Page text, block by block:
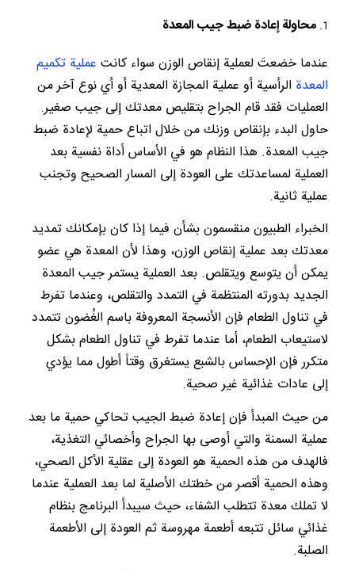
محاولة إعادة ضبط جيب المعدة
عندما خضعتَ لعملية إنقاص الوزن سواء كانت عملية تكميم
المعدة الرأسية أو عملية المجازة المعدية أو أي نوع آخر من
العمليات فقد قام الجراح بتقليص معدتك إلى جيب صغير.
حاول البدء بإنقاص وزنك من خلال اتباع حمية لإعادة ضبط
جيب المعدة. هذا النظام هو في الأساس أداة نفسية بعد
العملية لمساعدتك على العودة إلى المسار الصحيح وتجنب
عملية ثانية.
الخبراء الطبيون منقسمون بشأن فيما إذا كان بإمكانك تمديد
معدتك بعد عملية إنقاص الوزن، وهذا لأن المعدة هي عضو
يمكن أن يتوسع ويتقلص. بعد العملية يستمر جيب المعدة
الجديد بدورته المنتظمة في التمدد والتقلص، وعندما تفرط
في تناول الطعام فإن الأنسجة المعروفة باسم الغُضون تتمدد
لاستيعاب الطعام، أما عندما تفرط في تناول الطعام بشكل
متكرر فإن الإحساس بالشبع يستغرق وقتاً أطول مما يؤدي
إلى عادات غذائية غير صحية.
من حيث المبدأ فإن إعادة ضبط الجيب تحاكي حمية ما بعد
عملية السمنة والتي أوصى بها الجراح وأخصائي التغذية،
فالهدف من هذه الحمية هو العودة إلى عقلية الأكل الصحي،
وهذه الحمية أقصر من خطتك الأصلية لما بعد العملية عندما
لا تملك معدة تتطلب الشفاء، حيث سيبدأ البرنامج بنظام
غذائي سائل تتبعه أطعمة مهروسة ثم العودة إلى الأطعمة
الصلبة.